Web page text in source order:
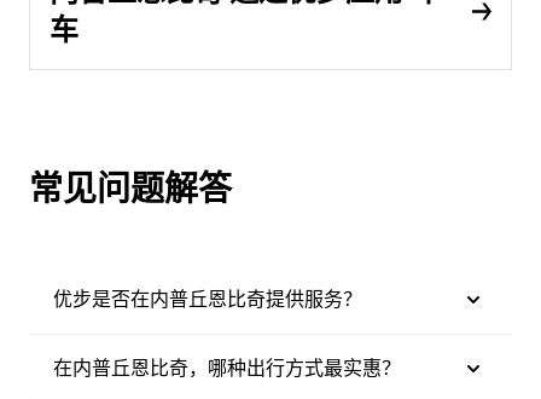
车
常见问题解答
优步是否在内普丘恩比奇提供服务？
在内普丘恩比奇，哪种出行方式最实惠？